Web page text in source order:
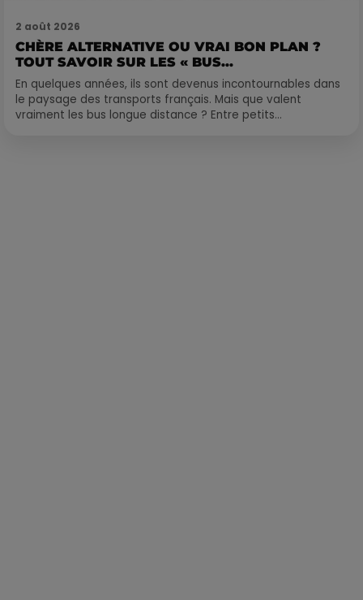
2 août 2026
CHÈRE ALTERNATIVE OU VRAI BON PLAN ?
TOUT SAVOIR SUR LES « BUS...
En quelques années, ils sont devenus incontournables dans
le paysage des transports français. Mais que valent
vraiment les bus longue distance ? Entre petits...